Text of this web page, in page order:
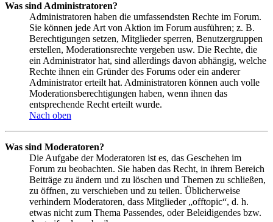
Was sind Administratoren?
Administratoren haben die umfassendsten Rechte im Forum.
Sie können jede Art von Aktion im Forum ausführen; z. B.
Berechtigungen setzen, Mitglieder sperren, Benutzergruppen
erstellen, Moderationsrechte vergeben usw. Die Rechte, die
ein Administrator hat, sind allerdings davon abhängig, welche
Rechte ihnen ein Gründer des Forums oder ein anderer
Administrator erteilt hat. Administratoren können auch volle
Moderationsberechtigungen haben, wenn ihnen das
entsprechende Recht erteilt wurde.
Nach oben
Was sind Moderatoren?
Die Aufgabe der Moderatoren ist es, das Geschehen im
Forum zu beobachten. Sie haben das Recht, in ihrem Bereich
Beiträge zu ändern und zu löschen und Themen zu schließen,
zu öffnen, zu verschieben und zu teilen. Üblicherweise
verhindern Moderatoren, dass Mitglieder „offtopic“, d. h.
etwas nicht zum Thema Passendes, oder Beleidigendes bzw.